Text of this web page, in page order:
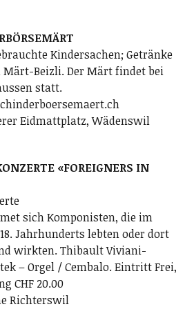
Kindersachen; Getränke
Märt-Beizli. Der Märt findet bei
statt.
Eidmattplatz, Wädenswil
«FOREIGNERS IN
sich Komponisten, die im
Jahrhunderts lebten oder dort
wirkten. Thibault Viviani-
– Orgel / Cembalo. Eintritt Frei,
CHF 20.00
Richterswil